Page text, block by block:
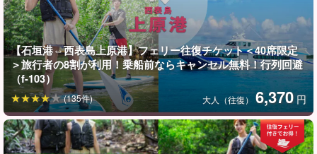
西表島ならではの動植物が待っている！
【石垣港⇔西表島上原港】フェリー往復チケット＜40席限定
＞旅行者の8割が利用！乗船前ならキャンセル無料！行列回避
（f-103）
大人（往復） 6,370 円
(135件)